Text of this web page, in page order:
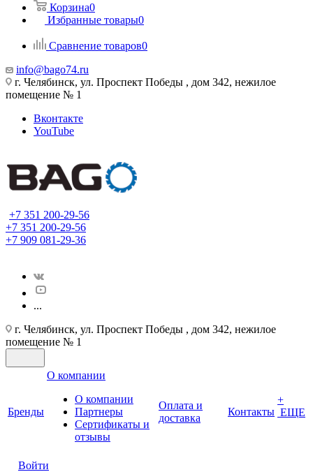
Корзина0
Избранные товары0
Сравнение товаров0
info@bago74.ru
г. Челябинск, ул. Проспект Победы , дом 342, нежилое
помещение № 1
Вконтакте
YouTube
+7 351 200-29-56
+7 351 200-29-56
+7 909 081-29-36
...
г. Челябинск, ул. Проспект Победы , дом 342, нежилое
помещение № 1
Бренды
О компании
О компании
Партнеры
Cертификаты и
отзывы
Оплата и
доставка
Контакты
+
ЕЩЕ
Войти